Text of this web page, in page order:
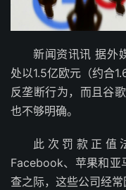
新闻资讯讯 据外
处以1.5亿欧元（约合
反垄断行为，而且谷
也不够明确。
此次罚款正值
Facebook、苹果和亚
查之际，这些公司经常